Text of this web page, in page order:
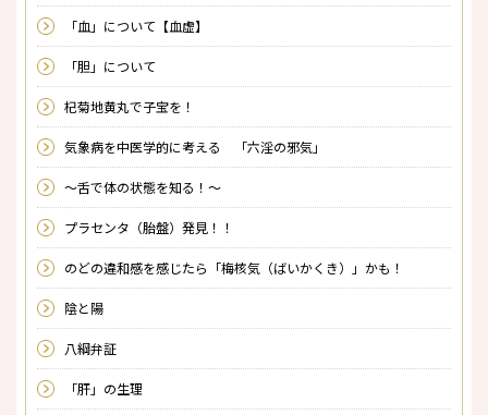
「血」について【血虚】
「胆」について
杞菊地黄丸で子宝を！
気象病を中医学的に考える 「六淫の邪気」
～舌で体の状態を知る！～
プラセンタ（胎盤）発見！！
のどの違和感を感じたら「梅核気（ばいかくき）」かも！
陰と陽
八綱弁証
「肝」の生理